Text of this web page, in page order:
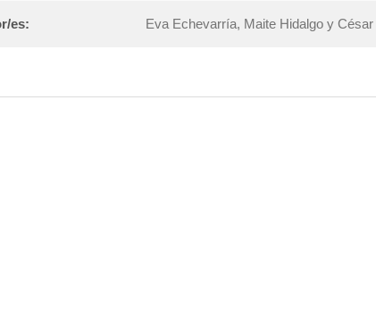
es: Eva Echevarría, Maite Hidalgo y César